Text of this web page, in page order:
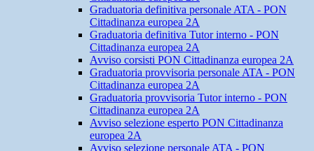
Graduatoria definitiva personale ATA - PON
Cittadinanza europea 2A
Graduatoria definitiva Tutor interno - PON
Cittadinanza europea 2A
Avviso corsisti PON Cittadinanza europea 2A
Graduatoria provvisoria personale ATA - PON
Cittadinanza europea 2A
Graduatoria provvisoria Tutor interno - PON
Cittadinanza europea 2A
Avviso selezione esperto PON Cittadinanza
europea 2A
Avviso selezione personale ATA - PON